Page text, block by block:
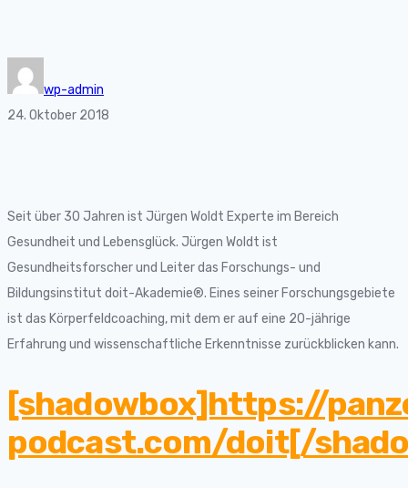
wp-admin
24. Oktober 2018
Seit über 30 Jahren ist Jürgen Woldt Experte im Bereich
Gesundheit und Lebensglück. Jürgen Woldt ist
Gesundheitsforscher und Leiter das Forschungs- und
Bildungsinstitut doit-Akademie®. Eines seiner Forschungsgebiete
ist das Körperfeldcoaching, mit dem er auf eine 20-jährige
Erfahrung und wissenschaftliche Erkenntnisse zurückblicken kann.
[shadowbox]https://
podcast.com/doit[/